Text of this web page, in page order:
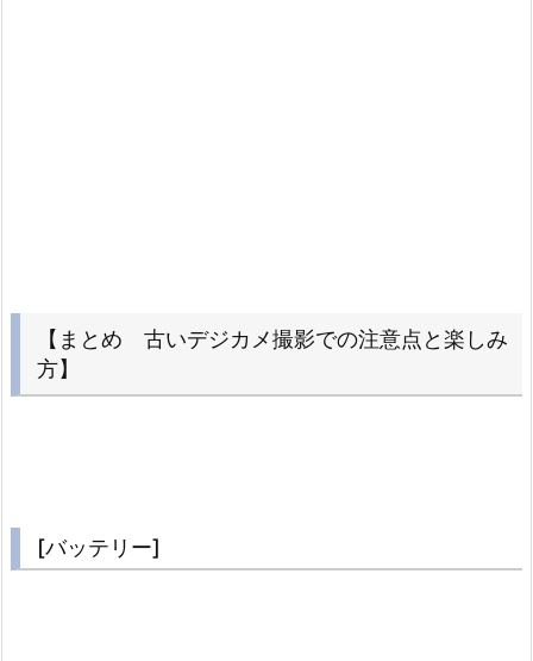
【まとめ 古いデジカメ撮影での注意点と楽しみ
方】
[バッテリー]